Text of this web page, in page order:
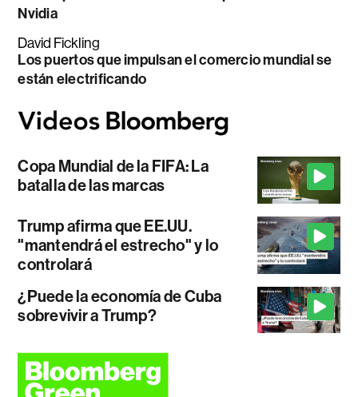
Nvidia
David Fickling
Los puertos que impulsan el comercio mundial se
están electrificando
Copa Mundial de la FIFA: La
batalla de las marcas
Trump afirma que EE.UU.
"mantendrá el estrecho" y lo
controlará
¿Puede la economía de Cuba
sobrevivir a Trump?